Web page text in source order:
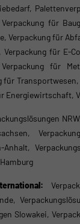
für
Verpackung für
Verpackung für E-
für
Energiewirtschaft,
Anhalt,
Slowakei,